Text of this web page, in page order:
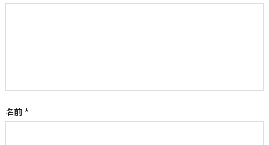
名前 *